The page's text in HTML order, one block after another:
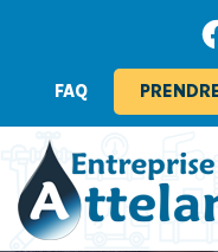
FAQ